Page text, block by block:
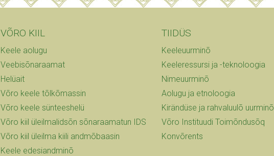
VÕRO KIIL
Keele aolugu
Veebisõnaraamat
Helüait
Võro keele tõlkõmassin
Võro keele sünteeshelü
Võro kiil üleilmalidsõn sõnaraamatun IDS
Võro kiil üleilma kiili andmõbaasin
Keele edesiandminõ
TIIDÜS
Keeleuurminõ
Keeleressursi ja -teknoloogia
Nimeuurminõ
Aolugu ja etnoloogia
Kirändüse ja rahvaluulõ uurminõ
Võro Instituudi Toimõndusõq
Konvõrents